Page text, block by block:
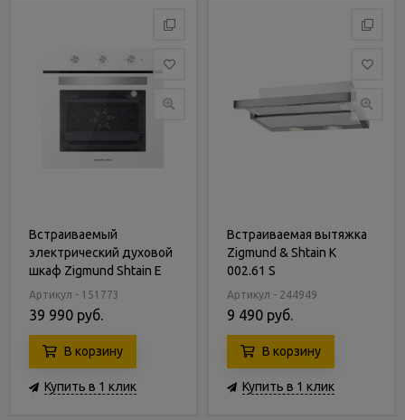
Встраиваемый
электрический духовой
шкаф Zigmund Shtain E
147 W
Артикул - 151773
39 990 руб.
В корзину
Купить в 1 клик
Встраиваемая вытяжка
Zigmund & Shtain K
002.61 S
Артикул - 244949
9 490 руб.
В корзину
Купить в 1 клик